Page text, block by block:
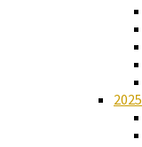
2025